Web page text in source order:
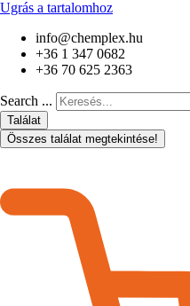
Ugrás a tartalomhoz
info@chemplex.hu
+36 1 347 0682
+36 70 625 2363
Search ...
Találat
Összes találat megtekintése!